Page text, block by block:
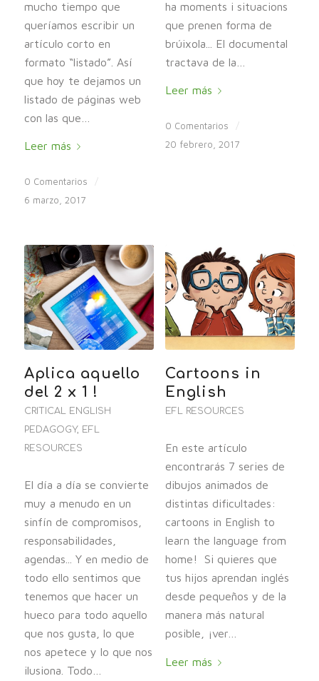
mucho tiempo que
queríamos escribir un
artículo corto en
formato “listado”. Así
que hoy te dejamos un
listado de páginas web
con las que…
Leer más
0 Comentarios
/
6 marzo, 2017
ha moments i situacions
que prenen forma de
brúixola... El documental
tractava de la…
Leer más
0 Comentarios
/
20 febrero, 2017
Aplica aquello
del 2 x 1 !
CRITICAL ENGLISH
PEDAGOGY, EFL
RESOURCES
El día a día se convierte
muy a menudo en un
sinfín de compromisos,
responsabilidades,
agendas... Y en medio de
todo ello sentimos que
tenemos que hacer un
hueco para todo aquello
que nos gusta, lo que
nos apetece y lo que nos
ilusiona. Todo…
Cartoons in
English
EFL RESOURCES
En este artículo
encontrarás 7 series de
dibujos animados de
distintas dificultades:
cartoons in English to
learn the language from
home! Si quieres que
tus hijos aprendan inglés
desde pequeños y de la
manera más natural
posible, ¡ver…
Leer más